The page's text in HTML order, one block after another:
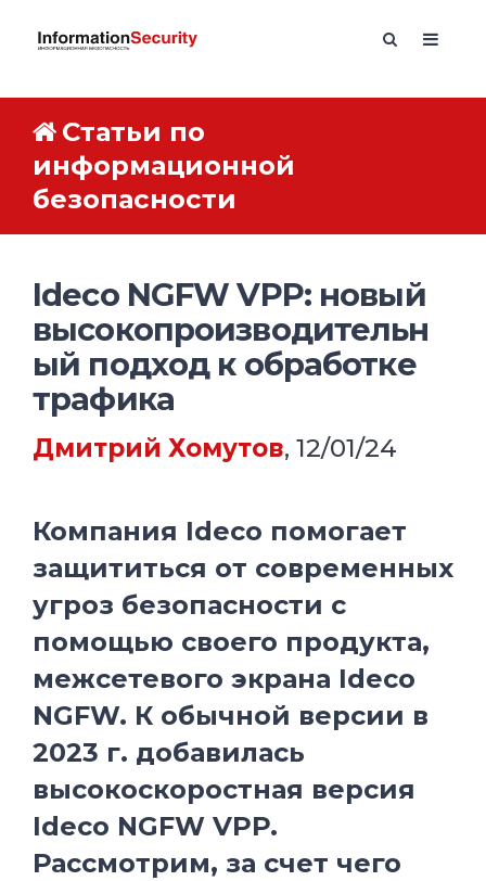
Статьи по
информационной
безопасности
Ideco NGFW VPP: новый
высокопроизводительн
ый подход к обработке
трафика
Дмитрий Хомутов, 12/01/24
Компания Ideco помогает
защититься от современных
угроз безопасности с
помощью своего продукта,
межсетевого экрана Ideco
NGFW. К обычной версии в
2023 г. добавилась
высокоскоростная версия
Ideco NGFW VPP.
Рассмотрим, за счет чего